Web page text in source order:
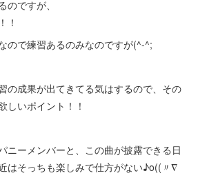
ですが、
！
ので練習あるのみなのですが(^-^;
の成果が出てきてる気はするので、その
しいポイント！！
ニーメンバーと、この曲が披露できる日
はそっちも楽しみで仕方がない♪o((〃∇